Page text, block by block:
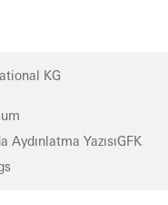
KG
Aydınlatma YazısıGFK